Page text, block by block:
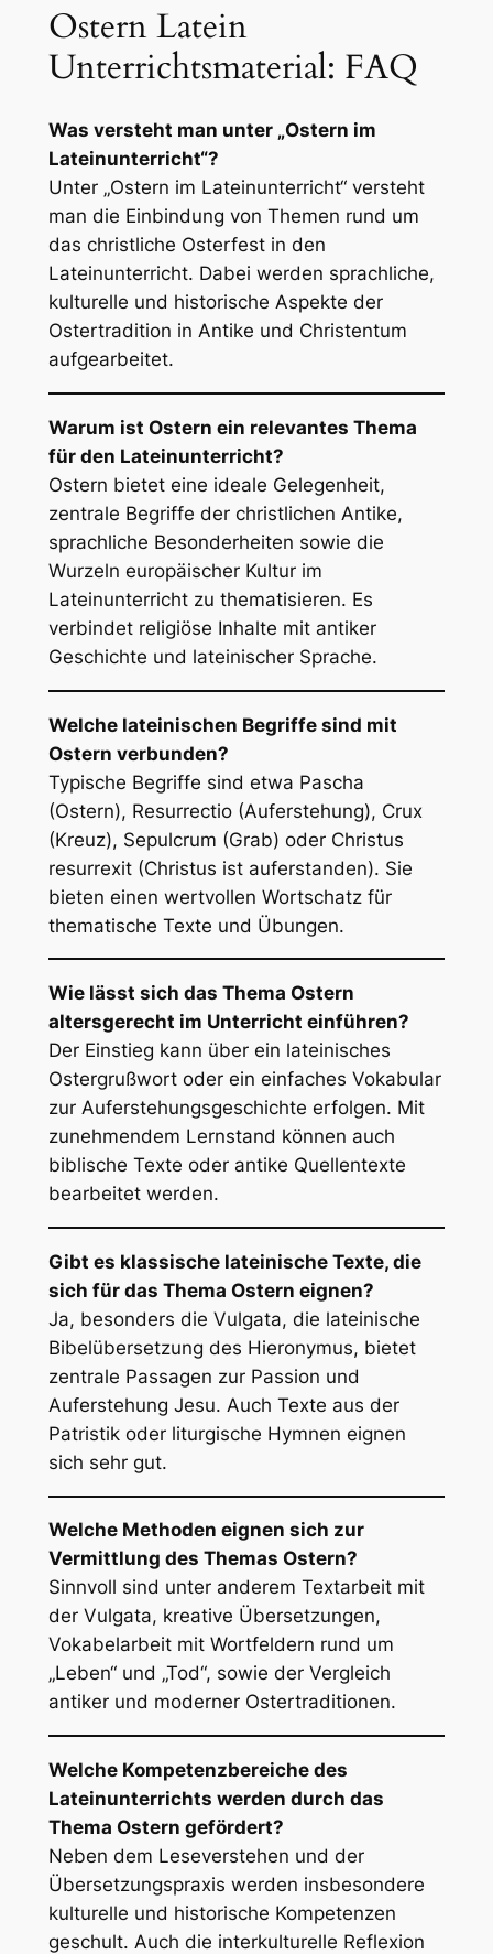
Ostern Latein
Unterrichtsmaterial: FAQ
Was versteht man unter „Ostern im
Lateinunterricht“?
Unter „Ostern im Lateinunterricht“ versteht
man die Einbindung von Themen rund um
das christliche Osterfest in den
Lateinunterricht. Dabei werden sprachliche,
kulturelle und historische Aspekte der
Ostertradition in Antike und Christentum
aufgearbeitet.
Warum ist Ostern ein relevantes Thema
für den Lateinunterricht?
Ostern bietet eine ideale Gelegenheit,
zentrale Begriffe der christlichen Antike,
sprachliche Besonderheiten sowie die
Wurzeln europäischer Kultur im
Lateinunterricht zu thematisieren. Es
verbindet religiöse Inhalte mit antiker
Geschichte und lateinischer Sprache.
Welche lateinischen Begriffe sind mit
Ostern verbunden?
Typische Begriffe sind etwa Pascha
(Ostern), Resurrectio(Auferstehung), Crux
(Kreuz), Sepulcrum (Grab) oder Christus
resurrexit(Christus ist auferstanden). Sie
bieten einen wertvollen Wortschatz für
thematische Texte und Übungen.
Wie lässt sich das Thema Ostern
altersgerecht im Unterricht einführen?
Der Einstieg kann über ein lateinisches
Ostergrußwort oder ein einfaches Vokabular
zur Auferstehungsgeschichte erfolgen. Mit
zunehmendem Lernstand können auch
biblische Texte oder antike Quellentexte
bearbeitet werden.
Gibt es klassische lateinische Texte, die
sich für das Thema Ostern eignen?
Ja, besonders die Vulgata, die lateinische
Bibelübersetzung des Hieronymus, bietet
zentrale Passagen zur Passion und
Auferstehung Jesu. Auch Texte aus der
Patristik oder liturgische Hymnen eignen
sich sehr gut.
Welche Methoden eignen sich zur
Vermittlung des Themas Ostern?
Sinnvoll sind unter anderem Textarbeit mit
der Vulgata, kreative Übersetzungen,
Vokabelarbeit mit Wortfeldern rund um
„Leben“ und „Tod“, sowie der Vergleich
antiker und moderner Ostertraditionen.
Welche Kompetenzbereiche des
Lateinunterrichts werden durch das
Thema Ostern gefördert?
Neben dem Leseverstehen und der
Übersetzungspraxis werden insbesondere
kulturelle und historische Kompetenzen
geschult. Auch die interkulturelle Reflexion